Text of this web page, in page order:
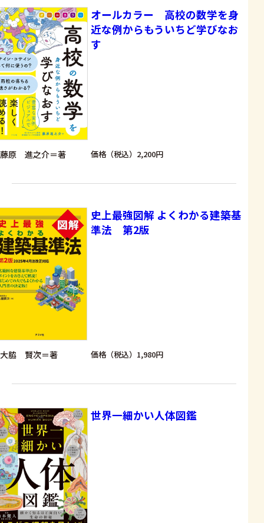
オールカラー 高校の数学を身
近な例からもういちど学びなお
す
藤原 進之介＝著 価格（税込）2,200円
史上最強図解 よくわかる建築基
準法 第2版
大脇 賢次＝著 価格（税込）1,980円
世界一細かい人体図鑑